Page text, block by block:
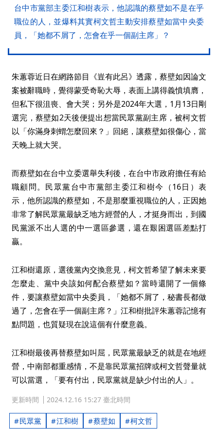
台中市黨部主委江和樹表示，他認識的蔡壁如不是在乎
職位的人，並爆料其實柯文哲主動安排蔡壁如當中央委
員，「她都不屑了，怎會在乎一個副主席」？
朱蕙蓉近日在網路節目《豈有此呂》透露，蔡壁如因論文
案被辭職時，覺得蒙受奇恥大辱，表面上講得義憤填膺，
但私下很沮喪、會大哭；另外是2024年大選，1月13日剛
選完，蔡壁如2天後便提出想當民眾黨副主席，被柯文哲
以「你滿身刺蝟怎麼回來？」回絕，讓蔡壁如很傷心，當
天晚上就大哭。
而蔡壁如在台中立委選舉失利後，在台中市政府擔任有給
職顧問。民眾黨台中市黨部主委江和樹今（16日）表
示，他所認識的蔡壁如，不是那麼重視職位的人，正因她
非常了解民眾黨最缺乏地方經營的人，才挺身而出，到國
民黨派不出人選的中一選區參選，還在艱困選區差點打
贏。
江和樹還原，選後黨內交換意見，柯文哲希望了解未來要
怎麼走、黨中央該如何配合蔡壁如？當時還開了一個條
件，要讓蔡壁如當中央委員，「她都不屑了，秘書長都做
過了，怎會在乎一個副主席？」江和樹批評朱蕙蓉記憶有
點問題，也質疑現在說這個有什麼意義。
江和樹最後再替蔡壁如叫屈，民眾黨最缺乏的就是在地經
營，中南部都重感情，不是靠民眾黨招牌或柯文哲聲量就
可以當選，「要有付出，民眾黨就是缺少付出的人」。
更新時間 2024.12.16 15:27 臺北時間
民眾黨 江和樹 蔡壁如 柯文哲